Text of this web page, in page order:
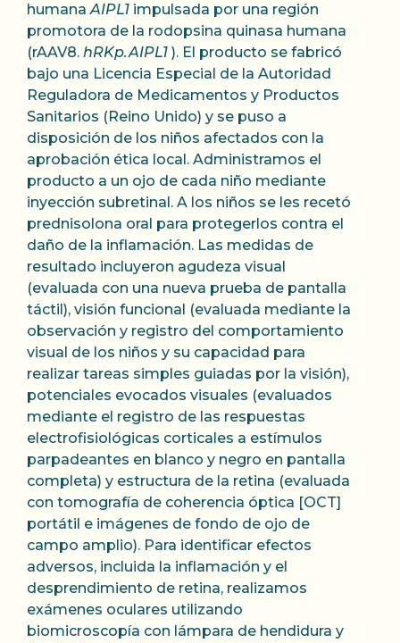
humanaAIPL1 impulsada por una región
promotora de la rodopsina quinasa humana
(rAAV8. hRKp.AIPL1 ). El producto se fabricó
bajo una Licencia Especial de la Autoridad
Reguladora de Medicamentos y Productos
Sanitarios (Reino Unido) y se puso a
disposición de los niños afectados con la
aprobación ética local. Administramos el
producto a un ojo de cada niño mediante
inyección subretinal. A los niños se les recetó
prednisolona oral para protegerlos contra el
daño de la inflamación. Las medidas de
resultado incluyeron agudeza visual
(evaluada con una nueva prueba de pantalla
táctil), visión funcional (evaluada mediante la
observación y registro del comportamiento
visual de los niños y su capacidad para
realizar tareas simples guiadas por la visión),
potenciales evocados visuales (evaluados
mediante el registro de las respuestas
electrofisiológicas corticales a estímulos
parpadeantes en blanco y negro en pantalla
completa) y estructura de la retina (evaluada
con tomografía de coherencia óptica [OCT]
portátil e imágenes de fondo de ojo de
campo amplio). Para identificar efectos
adversos, incluida la inflamación y el
desprendimiento de retina, realizamos
exámenes oculares utilizando
biomicroscopía con lámpara de hendidura y